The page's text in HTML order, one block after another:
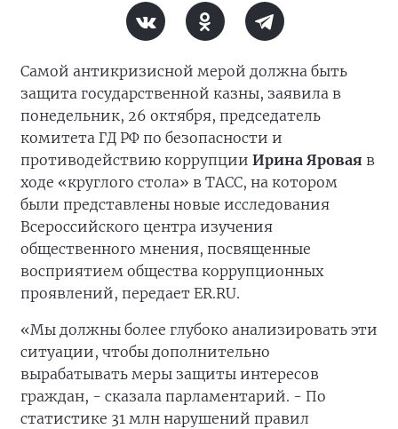
Самой антикризисной мерой должна быть
защита государственной казны, заявила в
понедельник, 26 октября, председатель
комитета ГД РФ по безопасности и
противодействию коррупции Ирина Яровая в
ходе «круглого стола» в ТАСС, на котором
были представлены новые исследования
Всероссийского центра изучения
общественного мнения, посвященные
восприятием общества коррупционных
проявлений, передает ER.RU.
«Мы должны более глубоко анализировать эти
ситуации, чтобы дополнительно
вырабатывать меры защиты интересов
граждан, - сказала парламентарий. - По
статистике 31 млн нарушений правил